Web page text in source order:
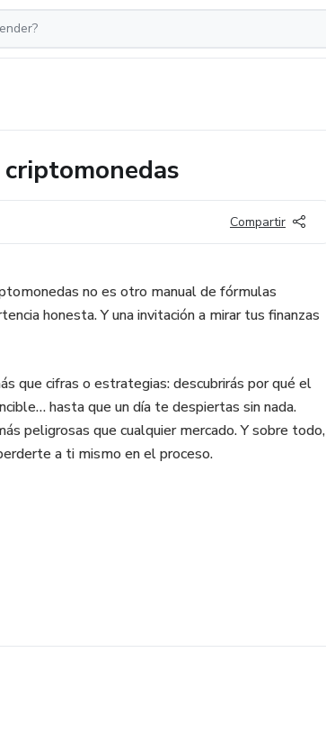
criptomonedas
Compartir
no es otro manual de fórmulas
honesta. Y una invitación a mirar tus finanzas
que cifras o estrategias: descubrirás por qué el
hasta que un día te despiertas sin nada.
peligrosas que cualquier mercado. Y sobre todo,
a ti mismo en el proceso.